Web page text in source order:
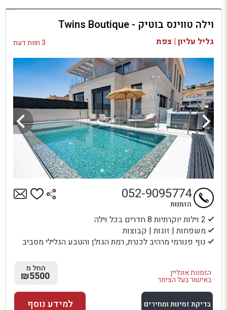
למתחם זה
בדיקת זמינות ומחירים
וילה טווינס בוטיק - Twins Boutique
גליל עליון | צפת 3 חוות דעת
2 וילות יוקרתיות 8 חדרים בכל וילה
משפחות | זוגות | קבוצות
נוף פנורמי מרהיב לכנרת, רמת הגולן והטבע הגלילי מסביב
הזמנות אונליין
באישור בעל הצימר
052-9095774
הזמנות
החל מ
₪5500
בדיקת זמינות ומחירים למידע נוסף